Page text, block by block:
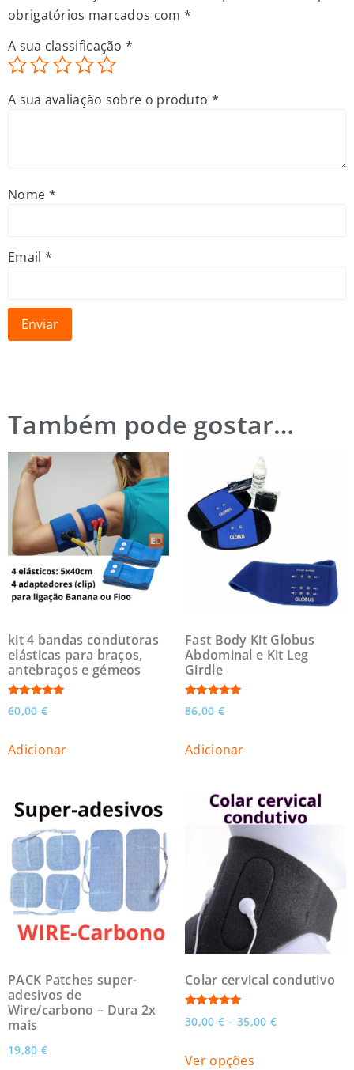
obrigatórios marcados com *
A sua classificação*
A sua avaliação sobre o produto *
Nome *
Email *
Também pode gostar…
kit 4 bandas condutoras
elásticas para braços,
antebraços e gémeos
Avaliação
5.00
60,00 €
Adicionar
Fast Body Kit Globus
Abdominal e Kit Leg
Girdle
Avaliação
5.00
86,00 €
Adicionar
PACK Patches super-
adesivos de
Wire/carbono – Dura 2x
mais
19,80 €
Colar cervical condutivo
Avaliação
5.00
30,00 € – 35,00 €
Ver opções